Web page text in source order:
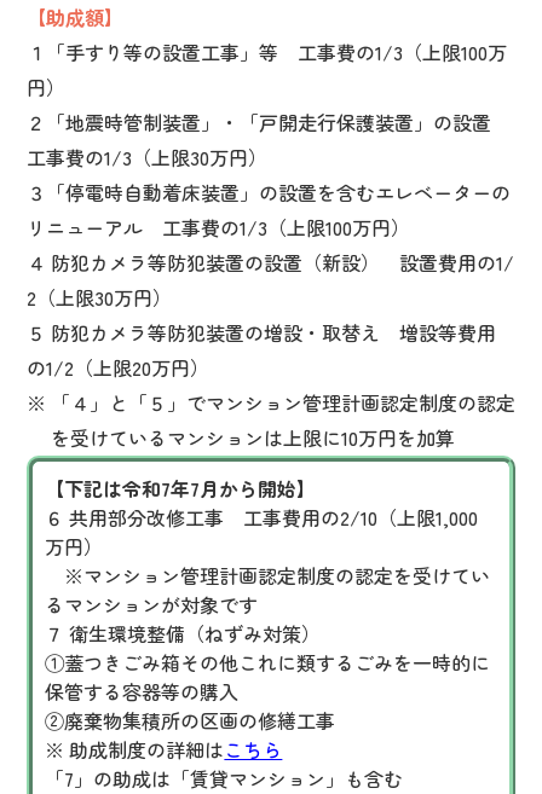
【助成額】
１「手すり等の設置工事」等 工事費の1/3（上限100万
円）
２「地震時管制装置」・「戸開走行保護装置」の設置
工事費の1/3（上限30万円）
３「停電時自動着床装置」の設置を含むエレベーターの
リニューアル 工事費の1/3（上限100万円）
４ 防犯カメラ等防犯装置の設置（新設） 設置費用の1/
2（上限30万円）
５ 防犯カメラ等防犯装置の増設・取替え 増設等費用
の1/2（上限20万円）
「４」と「５」でマンション管理計画認定制度の認定
を受けているマンションは上限に10万円を加算
【下記は令和7年7月から開始】
６ 共用部分改修工事 工事費用の2/10（上限1,000
万円）
※マンション管理計画認定制度の認定を受けてい
るマンションが対象です
７ 衛生環境整備（ねずみ対策）
①蓋つきごみ箱その他これに類するごみを一時的に
保管する容器等の購入
②廃棄物集積所の区画の修繕工事
※ 助成制度の詳細はこちら
「7」の助成は「賃貸マンション」も含む